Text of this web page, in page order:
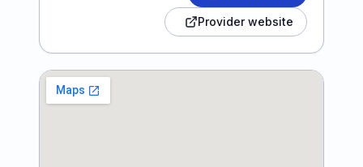
Provider website